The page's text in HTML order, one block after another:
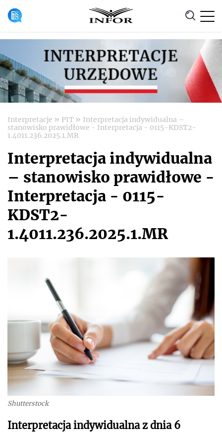
Anuluj
Interpretacje » PIT » Interpretacja indywidualna –
stanowisko prawidłowe - Interpretacja - 0115-KDST2-
1.4011.236.2025.1.MR
Interpretacja indywidualna
– stanowisko prawidłowe -
Interpretacja - 0115-
KDST2-
1.4011.236.2025.1.MR
Shutterstock
Interpretacja indywidualna z dnia 6